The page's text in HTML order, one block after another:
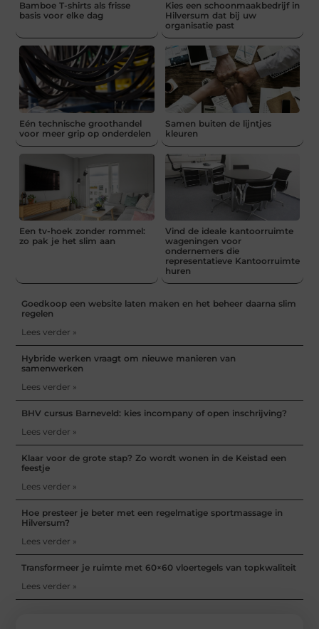
Bamboe T-shirts als frisse
basis voor elke dag
Kies een schoonmaakbedrijf in
Hilversum dat bij uw
organisatie past
Eén technische groothandel
voor meer grip op onderdelen
Samen buiten de lijntjes
kleuren
Een tv-hoek zonder rommel:
zo pak je het slim aan
Vind de ideale kantoorruimte
wageningen voor
ondernemers die
representatieve Kantoorruimte
huren
Goedkoop een website laten maken en het beheer daarna slim
regelen
Lees verder »
Hybride werken vraagt om nieuwe manieren van
samenwerken
Lees verder »
BHV cursus Barneveld: kies incompany of open inschrijving?
Lees verder »
Klaar voor de grote stap? Zo wordt wonen in de Keistad een
feestje
Lees verder »
Hoe presteer je beter met een regelmatige sportmassage in
Hilversum?
Lees verder »
Transformeer je ruimte met 60×60 vloertegels van topkwaliteit
Lees verder »